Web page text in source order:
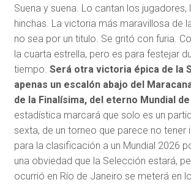
Suena y suena. Lo cantan los jugadores,
hinchas. La victoria más maravillosa de
no sea por un titulo. Se gritó con furia.
la cuarta estrella, pero es para festejar
tiempo. Será otra victoria épica de la
apenas un escalón abajo del
de la Finalísima, del eterno Mundial
estadística marcará que solo es un
sexta, de un torneo que parece no tener
para la clasificación a un Mundial 2026
una obviedad que la Selección estará,
ocurrió en Río de Janeiro se meterá en